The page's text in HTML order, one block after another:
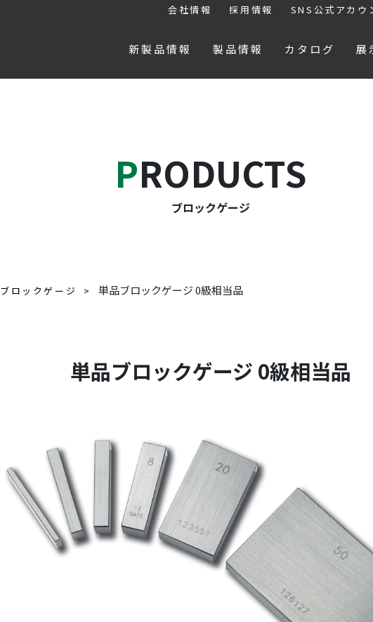
会社情報 採用情報 SNS公式アカウ
新製品情報 製品情報 カタログ 展
PRODUCTS
ブロックゲージ
ブロックゲージ 単品ブロックゲージ 0級相当品
単品ブロックゲージ 0級相当品